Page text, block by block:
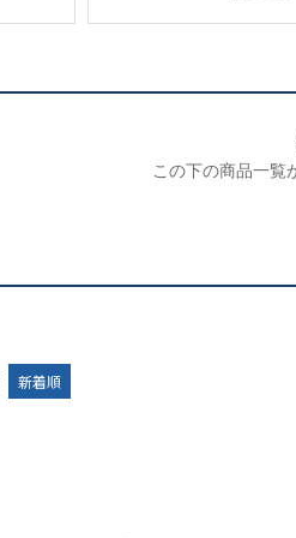
この下の商品一覧
新着順